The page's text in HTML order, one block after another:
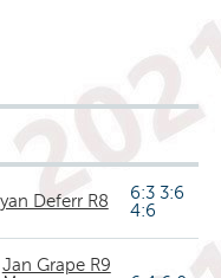
Deferr R8
6:3 3:6
4:6
Jan Grape R9